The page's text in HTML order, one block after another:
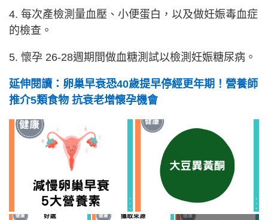
4. 每次產檢測量血壓、小便蛋白，以及做妊娠毒血症
的檢查。
5. 懷孕 26-28週期間做血糖測試以檢測妊娠糖尿病。
延伸閱讀：卵巢早衰恐40歲提早停經更年期！營養師
推介5類食物 抗衰老增懷孕機會